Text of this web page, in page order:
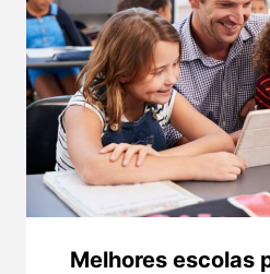
Melhores escolas